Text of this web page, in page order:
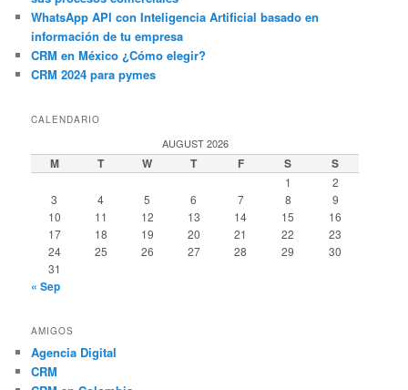
WhatsApp API con Inteligencia Artificial basado en
información de tu empresa
CRM en México ¿Cómo elegir?
CRM 2024 para pymes
CALENDARIO
AUGUST 2026
M T W T F S S
1
2
3
4 5 6 7 8
9
10
11 12 13 14 15
16
17
18 19 20 21 22
23
24
25 26 27 28 29
30
31
« Sep
AMIGOS
Agencia Digital
CRM